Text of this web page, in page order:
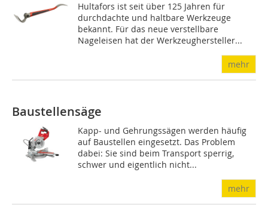
Hultafors ist seit über 125 Jahren für
durchdachte und haltbare Werkzeuge
bekannt. Für das neue verstellbare
Nageleisen hat der Werkzeughersteller...
mehr
Baustellensäge
Kapp- und Gehrungssägen werden häufig
auf Baustellen eingesetzt. Das Problem
dabei: Sie sind beim Transport sperrig,
schwer und eigentlich nicht...
mehr